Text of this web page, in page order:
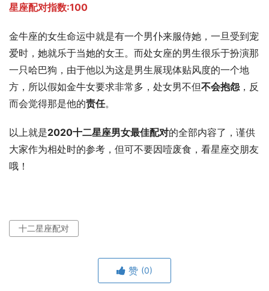
星座配对指数:100
金牛座的女生命运中就是有一个男仆来服侍她，一旦受到宠
爱时，她就乐于当她的女王。而处女座的男生很乐于扮演那
一只哈巴狗，由于他以为这是男生展现体贴风度的一个地
方，所以假如金牛女要求非常多，处女男不但不会抱怨，反
而会觉得那是他的责任。
以上就是2020十二星座男女最佳配对的全部内容了，谨供
大家作为相处时的参考，但可不要因噎废食，看星座交朋友
哦！
十二星座配对
赞 (0)